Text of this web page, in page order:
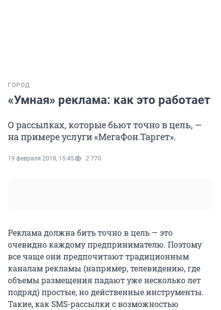
ГОРОД
«Умная» реклама: как это работает
О рассылках, которые бьют точно в цель, —
на примере услуги «МегаФон.Таргет».
19 февраля 2018, 15:45 2 770
Реклама должна бить точно в цель — это
очевидно каждому предпринимателю. Поэтому
все чаще они предпочитают традиционным
каналам рекламы (например, телевидению, где
объемы размещения падают уже несколько лет
подряд) простые, но действенные инструменты.
Такие, как SMS-рассылки с возможностью